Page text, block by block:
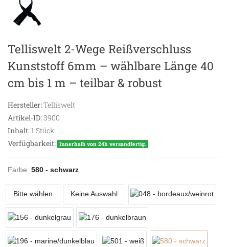
Telliswelt 2-Wege Reißverschluss
Kunststoff 6mm – wählbare Länge 40
cm bis 1 m – teilbar & robust
Hersteller:Telliswelt
Artikel-ID:3900
Inhalt:1 Stück
Verfügbarkeit: Innerhalb von 24h versandfertig.
Farbe: 580 - schwarz
Bitte wählen Keine Auswahl